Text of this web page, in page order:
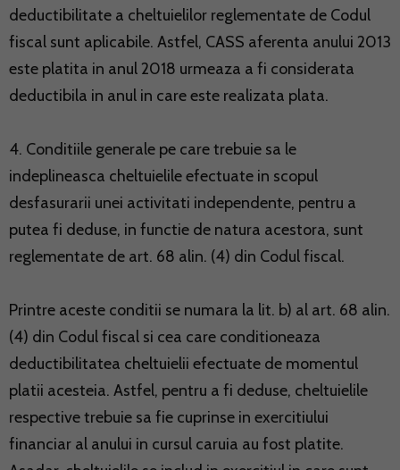
deductibilitate a cheltuielilor reglementate de Codul
fiscal sunt aplicabile. Astfel, CASS aferenta anului 2013
este platita in anul 2018 urmeaza a fi considerata
deductibila in anul in care este realizata plata.
4. Conditiile generale pe care trebuie sa le
indeplineasca cheltuielile efectuate in scopul
desfasurarii unei activitati independente, pentru a
putea fi deduse, in functie de natura acestora, sunt
reglementate de art. 68 alin. (4) din Codul fiscal.
Printre aceste conditii se numara la lit. b) al art. 68 alin.
(4) din Codul fiscal si cea care conditioneaza
deductibilitatea cheltuielii efectuate de momentul
platii acesteia. Astfel, pentru a fi deduse, cheltuielile
respective trebuie sa fie cuprinse in exercitiului
financiar al anului in cursul caruia au fost platite.